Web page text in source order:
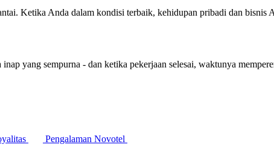
Ketika Anda dalam kondisi terbaik, kehidupan pribadi dan bisnis
yang sempurna - dan ketika pekerjaan selesai, waktunya
Pengalaman Novotel